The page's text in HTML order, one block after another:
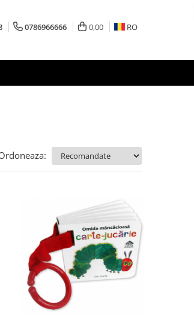
0786966666 0,00 RO